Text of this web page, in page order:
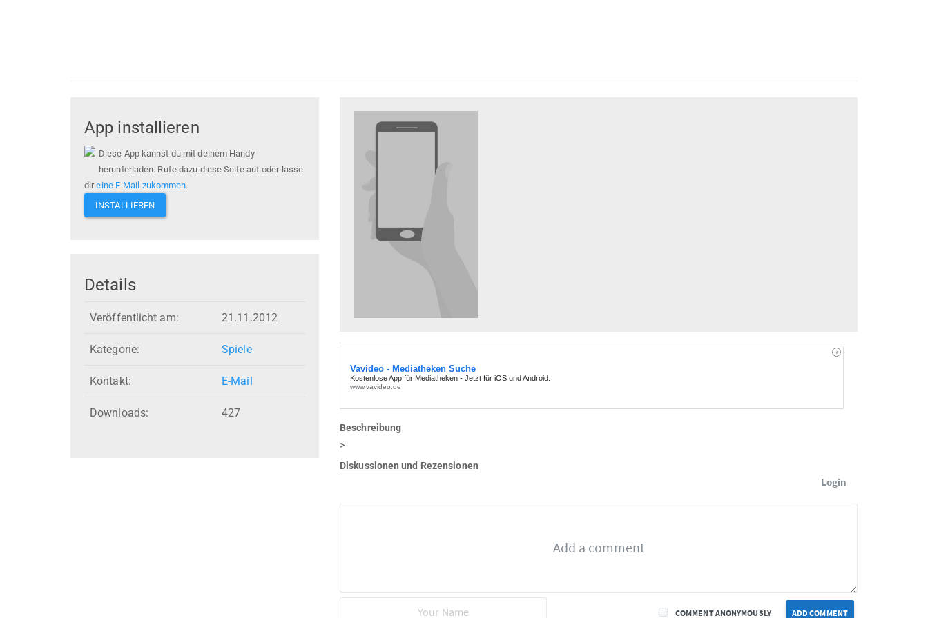
App installieren
Diese App kannst du mit deinem Handy
herunterladen. Rufe dazu diese Seite auf oder lasse
direine E-Mail zukommen.
INSTALLIEREN
Details
Veröffentlicht am: 21.11.2012
Kategorie: Spiele
Kontakt: E-Mail
Downloads: 427
Beschreibung
>
Diskussionen und Rezensionen
Login
ADD COMMENT
COMMENT ANONYMOUSLY